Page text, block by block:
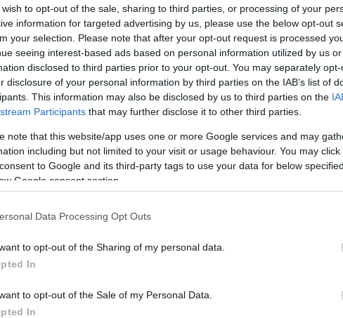
wish to opt-out of the sale, sharing to third parties, or processing of your
information for targeted advertising by us, please use the below opt-out
your selection. Please note that after your opt-out request is processed
seeing interest-based ads based on personal information utilized by us
disclosed to third parties prior to your opt-out. You may separately
disclosure of your personal information by third parties on the IAB’s list of
This information may also be disclosed by us to third parties on the
Participants that may further disclose it to other third parties.
note that this website/app uses one or more Google services and may
including but not limited to your visit or usage behaviour. You may
to Google and its third-party tags to use your data for below
Google consent section.
Data Processing Opt Outs
to opt-out of the Sharing of my personal data.
In
to opt-out of the Sale of my Personal Data.
In
Dóra
Ada
Pure
Le